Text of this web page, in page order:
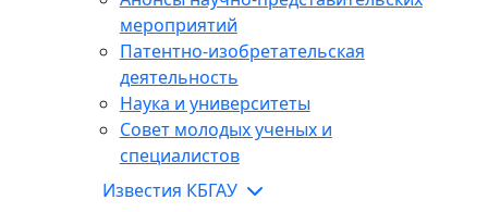
мероприятий
Патентно-изобретательская
деятельность
Наука и университеты
Совет молодых ученых и
специалистов
Известия КБГАУ